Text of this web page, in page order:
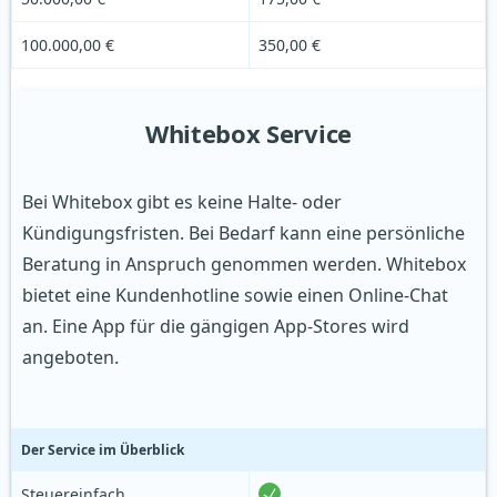
100.000,00 € 350,00 €
Whitebox Service
Bei Whitebox gibt es keine Halte- oder
Kündigungsfristen. Bei Bedarf kann eine persönliche
Beratung in Anspruch genommen werden. Whitebox
bietet eine Kundenhotline sowie einen Online-Chat
an. Eine App für die gängigen App-Stores wird
angeboten.
Der Service im Überblick